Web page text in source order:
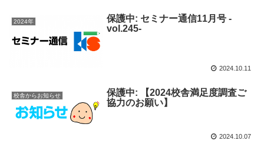
2024年
保護中: セミナー通信11月号 -
vol.245-
2024.10.11
校舎からお知らせ
保護中: 【2024校舎満足度調査ご
協力のお願い】
2024.10.07